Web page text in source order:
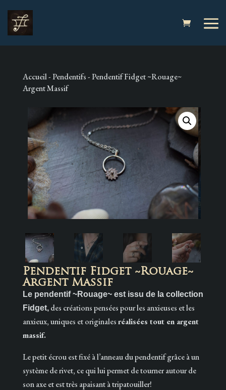
Accueil-Pendentifs- Pendentif Fidget ~Rouage~
Argent Massif
Pendentif Fidget ~Rouage~
Argent Massif
Le pendentif ~Rouage~ est issu de la collection
Fidget,des créations pensées pour les anxieuses et les
anxieux, uniques et originalesréalisées tout en argent
massif.
Le petit écrou est fixé à l’anneau du pendentif grâce à un
système de rivet, ce qui lui permet de tourner autour de
son axe et est très apaisant à tripatouiller!